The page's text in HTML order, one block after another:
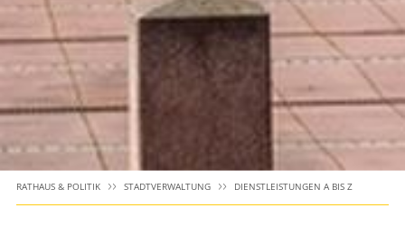
RATHAUS & POLITIK STADTVERWALTUNG DIENSTLEISTUNGEN A BIS Z